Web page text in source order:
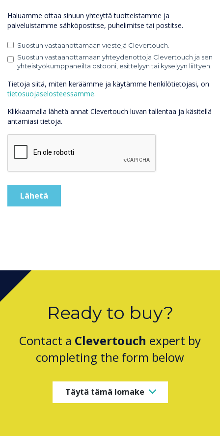
Haluamme ottaa sinuun yhteyttä tuotteistamme ja
palveluistamme sähköpostitse, puhelimitse tai postitse.
Suostun vastaanottamaan viestejä Clevertouch.
Suostun vastaanottamaan yhteydenottoja Clevertouch ja sen
yhteistyökumppaneilta ostooni, esittelyyn tai kyselyyn liittyen.
Tietoja siitä, miten keräämme ja käytämme henkilötietojasi, on
tietosuojaselosteessamme.
Klikkaamalla lähetä annat Clevertouch luvan tallentaa ja käsitellä
antamiasi tietoja.
Ready to buy?
Contact a Clevertouch expert by
completing the form below
Täytä tämä lomake